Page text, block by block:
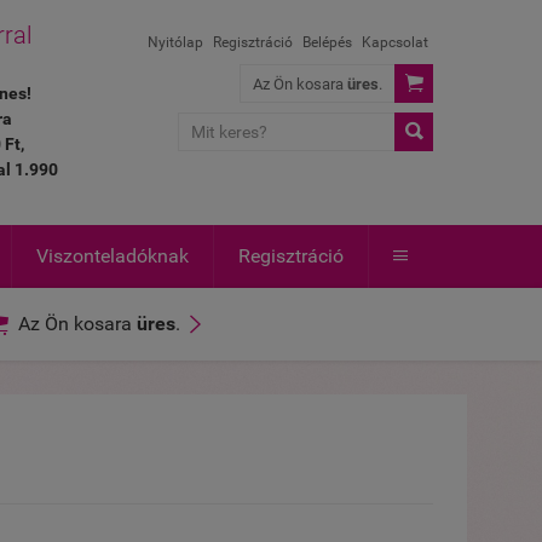
Ft,
1.990
Nyitólap Regisztráció Belépés Kapcsolat
Az Ön kosara üres.


Viszonteladóknak Regisztráció 
Az Ön kosara üres. 